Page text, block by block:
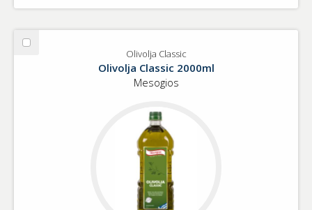
Välj
Olivolja Classic
Olivolja Classic 2000ml
Mesogios